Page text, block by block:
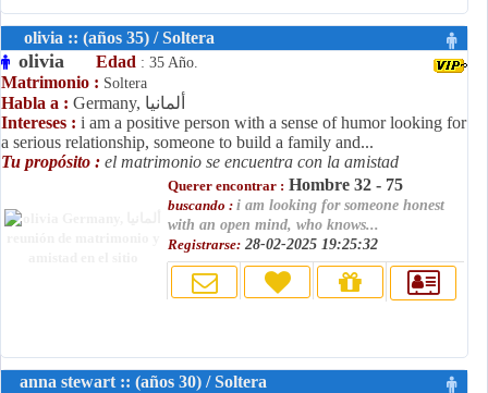
olivia :: (años 35) / Soltera
olivia Edad : 35 Año.
Matrimonio : Soltera
Habla a :
Germany, ألمانيا
Intereses : i am a positive person with a sense of humor looking for
a serious relationship, someone to build a family and...
Tu propósito : el matrimonio se encuentra con la amistad
Querer encontrar : Hombre 32 - 75
buscando : i am looking for someone honest
with an open mind, who knows...
Registrarse: 28-02-2025 19:25:32
anna stewart :: (años 30) / Soltera